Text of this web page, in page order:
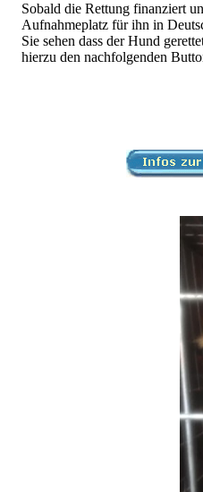
Sobald die Rettung finanziert
Aufnahmeplatz für ihn in
Sie sehen dass der Hund
hierzu den nachfolgenden